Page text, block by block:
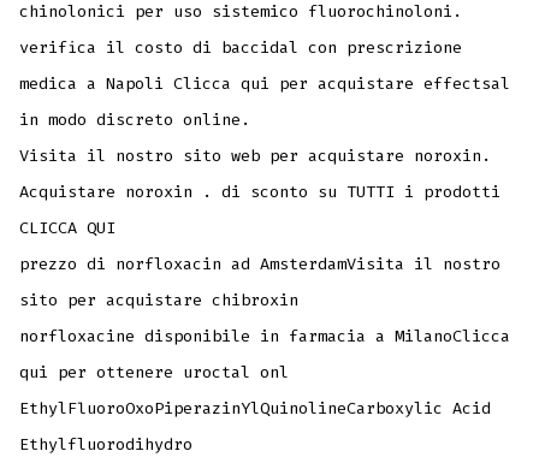
chinolonici per uso sistemico fluorochinoloni.
verifica il costo di baccidal con prescrizione
medica a Napoli Clicca qui per acquistare effectsal
in modo discreto online.
Visita il nostro sito web per acquistare noroxin.
Acquistare noroxin . di sconto su TUTTI i prodotti
CLICCA QUI
prezzo di norfloxacin ad AmsterdamVisita il nostro
sito per acquistare chibroxin
norfloxacine disponibile in farmacia a MilanoClicca
qui per ottenere uroctal onl
EthylFluoroOxoPiperazinYlQuinolineCarboxylic Acid
Ethylfluorodihydro